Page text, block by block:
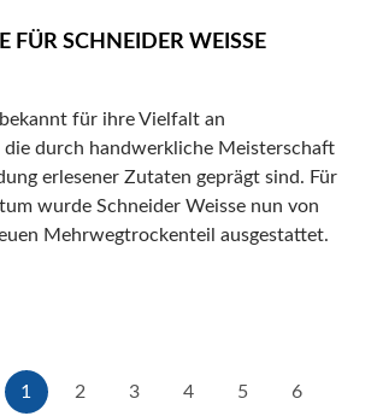
FÜR SCHNEIDER WEISSE
für ihre Vielfalt an
durch handwerkliche Meisterschaft
erlesener Zutaten geprägt sind. Für
wurde Schneider Weisse nun von
Mehrwegtrockenteil ausgestattet.
1 2 3 4 5 6